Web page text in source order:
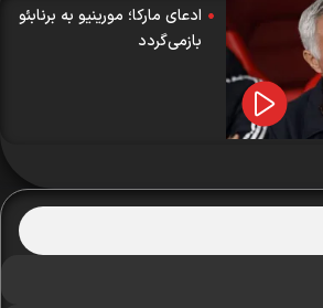
ادعای مارکا؛ مورینیو به برنابئو
بازمی‌گردد